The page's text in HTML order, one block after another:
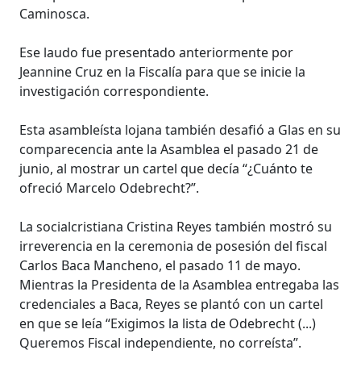
Caminosca.
Ese laudo fue presentado anteriormente por
Jeannine Cruz en la Fiscalía para que se inicie la
investigación correspondiente.
Esta asambleísta lojana también desafió a Glas en su
comparecencia ante la Asamblea el pasado 21 de
junio, al mostrar un cartel que decía “¿Cuánto te
ofreció Marcelo Odebrecht?”.
La socialcristiana Cristina Reyes también mostró su
irreverencia en la ceremonia de posesión del fiscal
Carlos Baca Mancheno, el pasado 11 de mayo.
Mientras la Presidenta de la Asamblea entregaba las
credenciales a Baca, Reyes se plantó con un cartel
en que se leía “Exigimos la lista de Odebrecht (...)
Queremos Fiscal independiente, no correísta”.